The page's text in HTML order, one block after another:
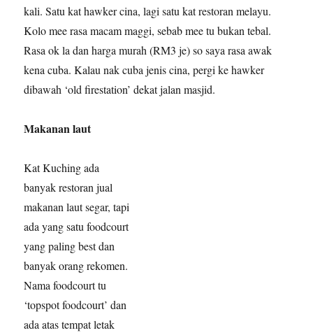
kali. Satu kat hawker cina, lagi satu kat restoran melayu.
Kolo mee rasa macam maggi, sebab mee tu bukan tebal.
Rasa ok la dan harga murah (RM3 je) so saya rasa awak
kena cuba. Kalau nak cuba jenis cina, pergi ke hawker
dibawah ‘old firestation’ dekat jalan masjid.
Makanan laut
Kat Kuching ada
banyak restoran jual
makanan laut segar, tapi
ada yang satu foodcourt
yang paling best dan
banyak orang rekomen.
Nama foodcourt tu
‘topspot foodcourt’ dan
ada atas tempat letak